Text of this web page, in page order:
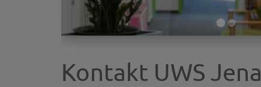
Kontakt UWS Jena